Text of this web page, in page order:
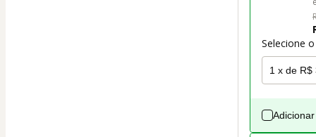
Selecione